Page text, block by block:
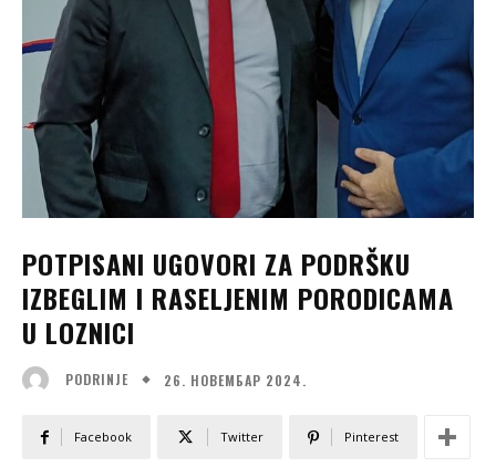
POTPISANI UGOVORI ZA PODRŠKU
IZBEGLIM I RASELJENIM PORODICAMA
U LOZNICI
PODRINJE 26. НОВЕМБАР 2024.
Facebook Twitter Pinterest